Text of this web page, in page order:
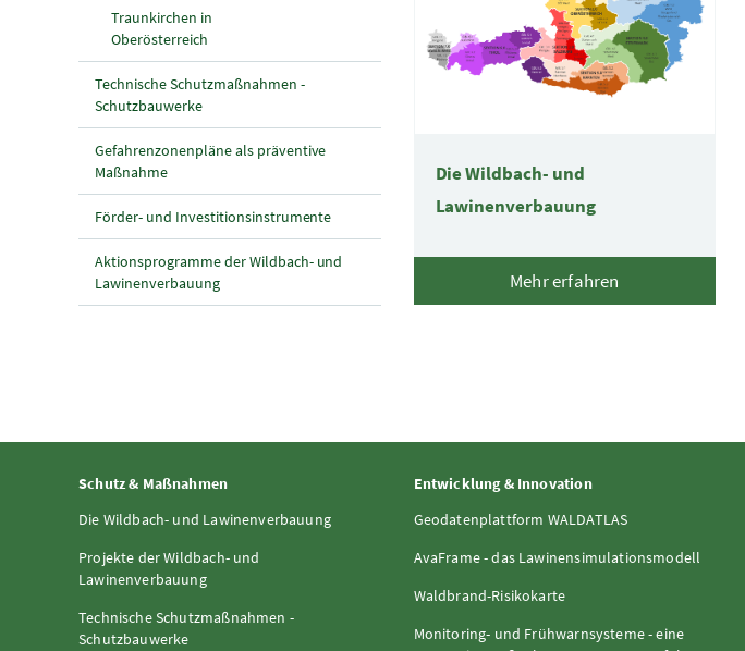
Traunkirchen in
Oberösterreich
Technische Schutzmaßnahmen -
Schutzbauwerke
Gefahrenzonenpläne als präventive
Maßnahme
Förder- und Investitionsinstrumente
Aktionsprogramme der Wildbach- und
Lawinenverbauung
Die Wildbach- und
Lawinenverbauung
Mehr erfahren
Schutz & Maßnahmen
Die Wildbach- und Lawinenverbauung
Projekte der Wildbach- und
Lawinenverbauung
Technische Schutzmaßnahmen -
Schutzbauwerke
Entwicklung & Innovation
Geodatenplattform WALDATLAS
AvaFrame - das Lawinensimulationsmodell
Waldbrand-Risikokarte
Monitoring- und Frühwarnsysteme - eine